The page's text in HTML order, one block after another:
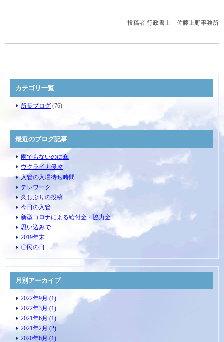
投稿者 行政書士 佐藤上野事務所
カテゴリ一覧
所長ブログ (76)
最近のブログ記事
雨でもないのに傘
ウクライナ侵攻
入管の入場待ち時間
テレワーク
久しぶりの投稿
今日の入管
新型コロナによる給付金・協力金
思い込みで
2019年末
〇民の日
月別アーカイブ
2022年9月 (1)
2022年3月 (1)
2021年6月 (1)
2021年2月 (2)
2020年6月 (1)